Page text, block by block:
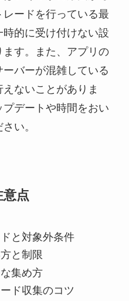
ードを行っている最
的に受け付けない設
す。また、アプリの
バーが混雑している
ないことがありま
デートや時間をおい
い。
意点
と対象外条件
と制限
集め方
ド収集のコツ